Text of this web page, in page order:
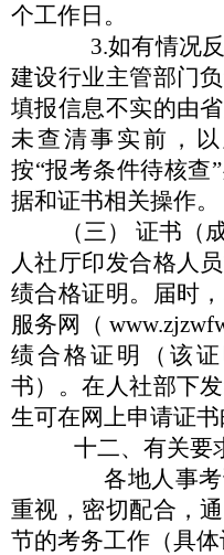
个工作日。
3.如有情况
建设行业主管部门负
填报信息不实的由
未查清事实前，
按“报考条件待核查”
据和证书相关操作。
（三）
证书（
人社厅印发合格人
绩合格证明。届时
服务网（
绩合格证明（该
书）。在人社部下
生可在网上申请证书
十二、 有关要
各地人事
重视，密切配合，
节的考务工作（具体